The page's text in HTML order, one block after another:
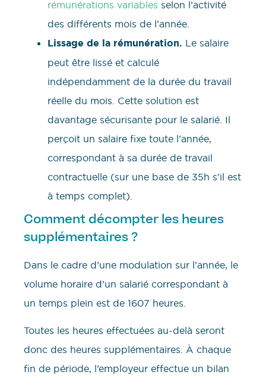
rémunérations variables selon l’activité
des différents mois de l’année.
Lissage de la rémunération. Le salaire
peut être lissé et calculé
indépendamment de la durée du travail
réelle du mois. Cette solution est
davantage sécurisante pour le salarié. Il
perçoit un salaire fixe toute l’année,
correspondant à sa durée de travail
contractuelle (sur une base de 35h s’il est
à temps complet).
Comment décompter les heures
supplémentaires ?
Dans le cadre d’une modulation sur l’année, le
volume horaire d’un salarié correspondant à
un temps plein est de 1607 heures.
Toutes les heures effectuées au-delà seront
donc des heures supplémentaires. À chaque
fin de période, l’employeur effectue un bilan